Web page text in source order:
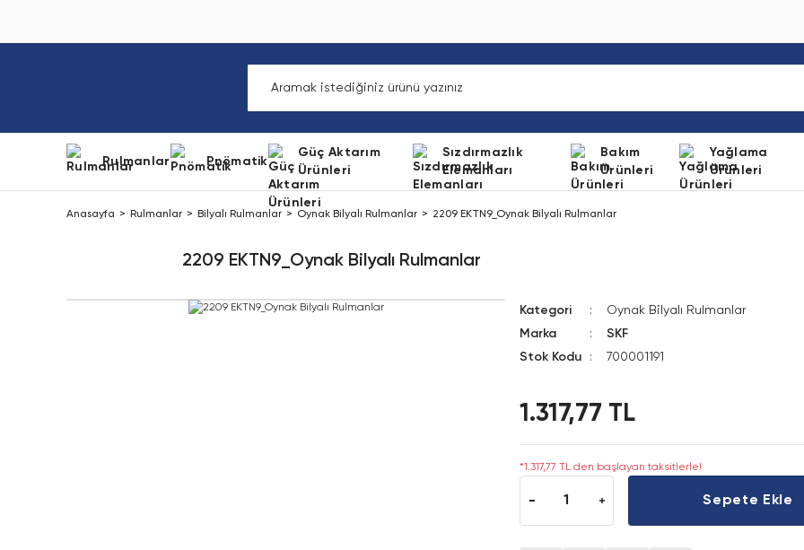
Rulmanlar Pnömatik
Güç Aktarım
Ürünleri
Sızdırmazlık
Elemanları
Bakım
Ürünleri
Yağlama
Ürünleri
Anasayfa Rulmanlar Bilyalı Rulmanlar Oynak Bilyalı Rulmanlar 2209 EKTN9_Oynak Bilyalı Rulmanlar
2209 EKTN9_Oynak Bilyalı Rulmanlar
Kategori
Oynak Bilyalı Rulmanlar
Marka
SKF
Stok Kodu
700001191
1.317,77 TL
*1.317,77 TL den başlayan taksitlerle!
Sepete Ekle